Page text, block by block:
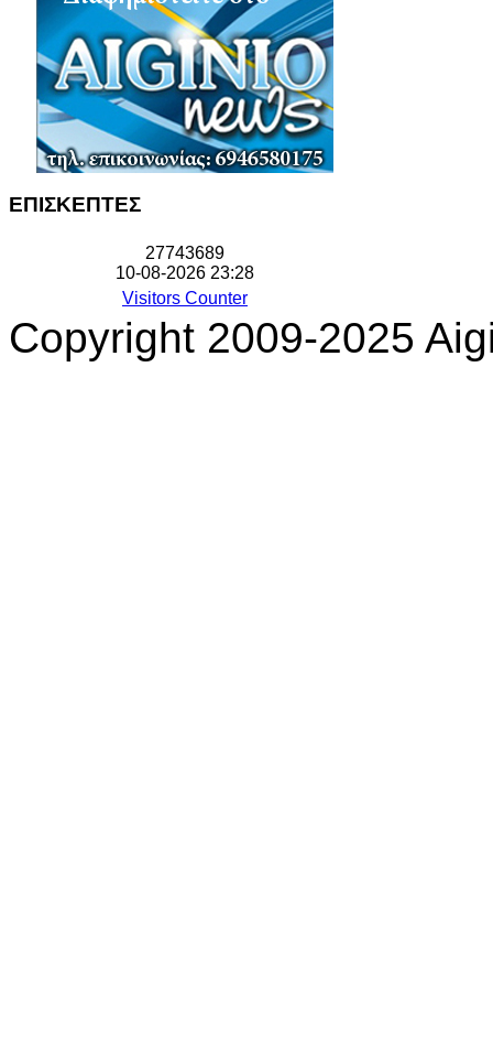
ΕΠΙΣΚΕΠΤΕΣ
27743689
10-08-2026 23:28
Visitors Counter
Copyright 2009-2025